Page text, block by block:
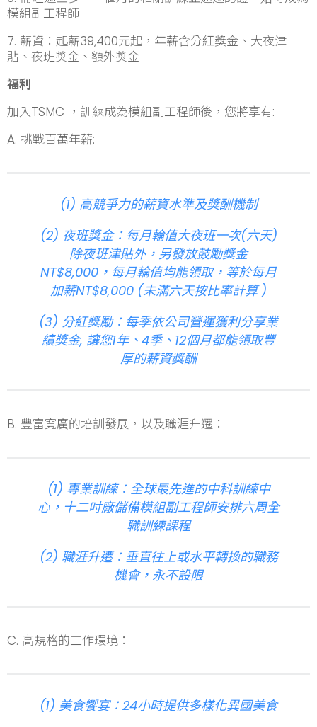
模組副工程師
7. 薪資：起薪39,400元起，年薪含分紅獎金、大夜津
貼、夜班獎金、額外獎金
福利
加入TSMC ，訓練成為模組副工程師後，您將享有:
A. 挑戰百萬年薪:
(1) 高競爭力的薪資水準及獎酬機制
(2) 夜班獎金：每月輪值大夜班一次(六天)
除夜班津貼外，另發放鼓勵獎金
NT$8,000，每月輪值均能領取，等於每月
加薪NT$8,000 (未滿六天按比率計算 )
(3) 分紅獎勵：每季依公司營運獲利分享業
績獎金, 讓您1年、4季、12個月都能領取豐
厚的薪資獎酬
B. 豐富寬廣的培訓發展，以及職涯升遷：
(1) 專業訓練：全球最先進的中科訓練中
心，十二吋廠儲備模組副工程師安排六周全
職訓練課程
(2) 職涯升遷：垂直往上或水平轉換的職務
機會，永不設限
C. 高規格的工作環境：
(1) 美食饗宴：24小時提供多樣化異國美食